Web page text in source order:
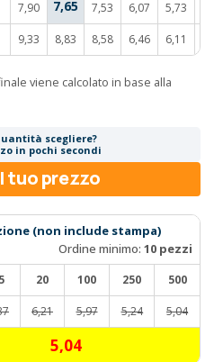
7,90 7,65 7,53 6,07 5,73
9,33 8,83 8,58 6,46 6,11
viene calcolato in base alla
scegliere?
in pochi secondi
tuo prezzo
(non include stampa)
Ordine minimo: 10 pezzi
20 100 250 500
6,21 5,97 5,24 5,04
5,04